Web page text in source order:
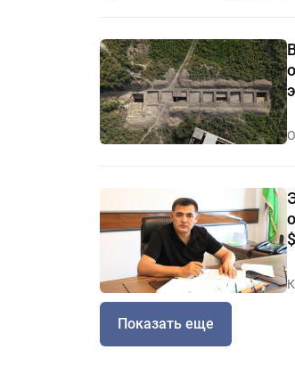
Показать еще